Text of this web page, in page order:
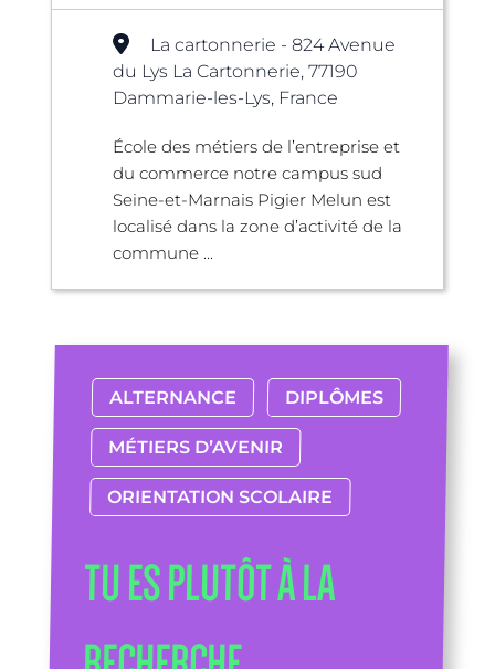
La cartonnerie - 824 Avenue
du Lys La Cartonnerie, 77190
Dammarie-les-Lys, France
École des métiers de l’entreprise et
du commerce notre campus sud
Seine-et-Marnais Pigier Melun est
localisé dans la zone d’activité de la
commune ...
ALTERNANCE DIPLÔMES
MÉTIERS D’AVENIR
ORIENTATION SCOLAIRE
TU ES PLUTÔT À LA